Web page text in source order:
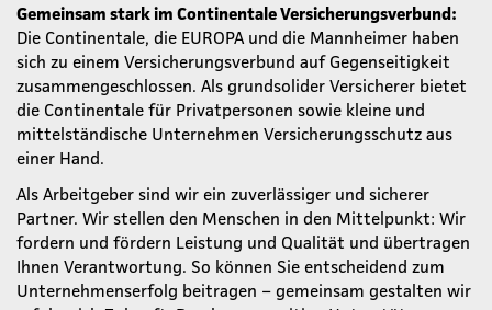
Gemeinsam stark im Continentale Versicherungsverbund:
Die Continentale, die EUROPA und die Mannheimer haben
sich zu einem Versicherungsverbund auf Gegenseitigkeit
zusammengeschlossen. Als grundsolider Versicherer bietet
die Continentale für Privatpersonen sowie kleine und
mittelständische Unternehmen Versicherungsschutz aus
einer Hand.
Als Arbeitgeber sind wir ein zuverlässiger und sicherer
Partner. Wir stellen den Menschen in den Mittelpunkt: Wir
fordern und fördern Leistung und Qualität und übertragen
Ihnen Verantwortung. So können Sie entscheidend zum
Unternehmenserfolg beitragen – gemeinsam gestalten wir